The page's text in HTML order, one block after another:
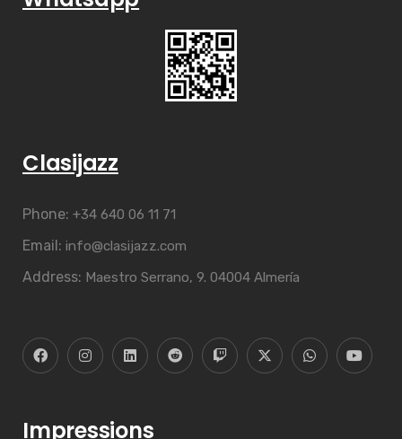
Clasijazz
Phone: +34 640 06 11 71
Email: info@clasijazz.com
Address: Maestro Serrano, 9. 04004 Almería
Impressions